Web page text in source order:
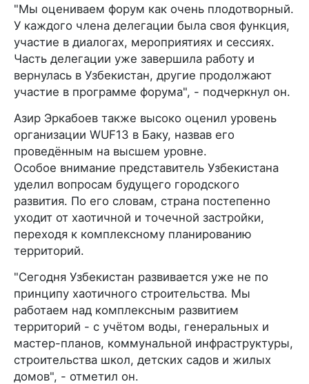
"Мы оцениваем форум как очень плодотворный.
У каждого члена делегации была своя функция,
участие в диалогах, мероприятиях и сессиях.
Часть делегации уже завершила работу и
вернулась в Узбекистан, другие продолжают
участие в программе форума", - подчеркнул он.
Азиp Эркабоев также высоко оценил уровень
организации WUF13 в Баку, назвав его
проведённым на высшем уровне.
Особое внимание представитель Узбекистана
уделил вопросам будущего городского
развития. По его словам, страна постепенно
уходит от хаотичной и точечной застройки,
переходя к комплексному планированию
территорий.
"Сегодня Узбекистан развивается уже не по
принципу хаотичного строительства. Мы
работаем над комплексным развитием
территорий - с учётом воды, генеральных и
мастер-планов, коммунальной инфраструктуры,
строительства школ, детских садов и жилых
домов", - отметил он.